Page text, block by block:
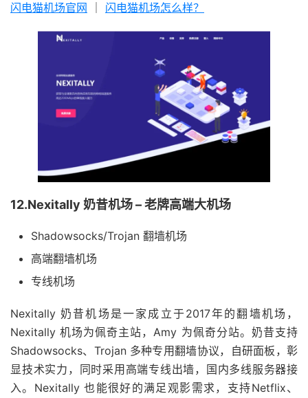
闪电猫机场官网 闪电猫机场怎么样？
12.Nexitally 奶昔机场 – 老牌高端大机场
Shadowsocks/Trojan 翻墙机场
高端翻墙机场
专线机场
Nexitally 奶昔机场是一家成立于2017年的翻墙机场，
Nexitally 机场为佩奇主站，Amy 为佩奇分站。奶昔支持
Shadowsocks、Trojan 多种专用翻墙协议，自研面板，彰
显技术实力，同时采用高端专线出墙，国内多线服务器接
入。Nexitally 也能很好的满足观影需求，支持Netflix、